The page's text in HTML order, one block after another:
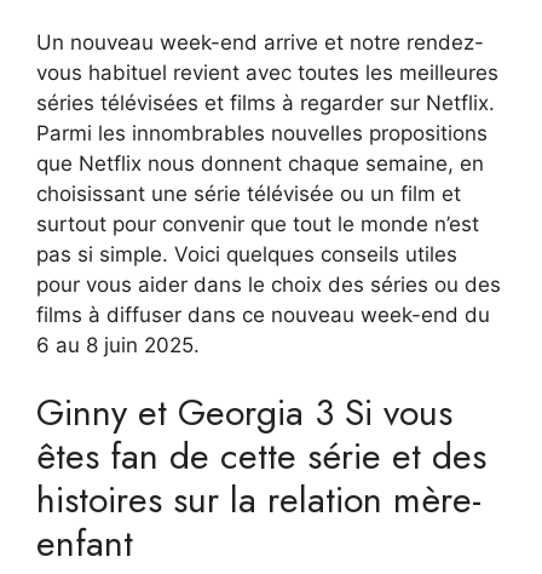
Un nouveau week-end arrive et notre rendez-
vous habituel revient avec toutes les meilleures
séries télévisées et films à regarder sur Netflix.
Parmi les innombrables nouvelles propositions
que Netflix nous donnent chaque semaine, en
choisissant une série télévisée ou un film et
surtout pour convenir que tout le monde n’est
pas si simple. Voici quelques conseils utiles
pour vous aider dans le choix des séries ou des
films à diffuser dans ce nouveau week-end du
6 au 8 juin 2025.
Ginny et Georgia 3 Si vous
êtes fan de cette série et des
histoires sur la relation mère-
enfant